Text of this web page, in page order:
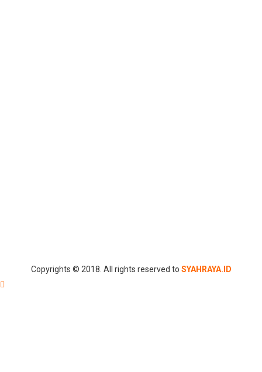
Copyrights © 2018. All rights reserved to SYAHRAYA.ID